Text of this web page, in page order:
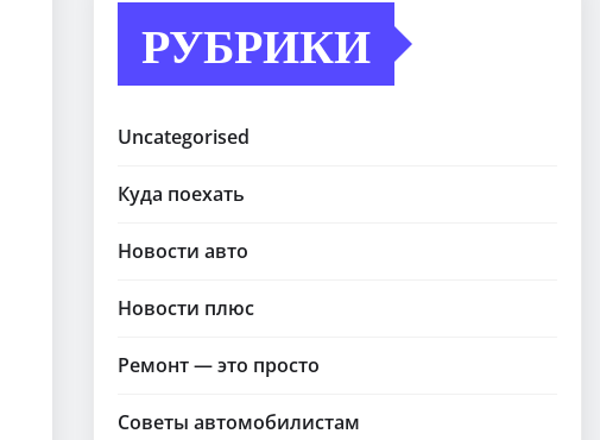
РУБРИКИ
Uncategorised
Куда поехать
Новости авто
Новости плюс
Ремонт — это просто
Советы автомобилистам